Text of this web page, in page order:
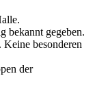
bekannt gegeben.
besonderen
der